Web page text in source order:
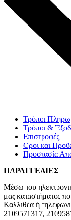
Τρόποι
Τρόποι &
Επιστροφές
Οροι και
Προστασία
ΠΑΡΑΓΓΕΛΙΕΣ
Μέσω του
μας καταστήματος
Καλλιθέα ή
2109571317,